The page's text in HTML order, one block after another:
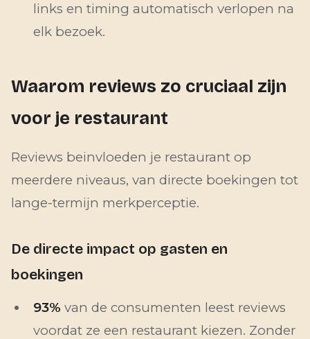
links en timing automatisch verlopen na
elk bezoek.
Waarom reviews zo cruciaal zijn
voor je restaurant
Reviews beinvloeden je restaurant op
meerdere niveaus, van directe boekingen tot
lange-termijn merkperceptie.
De directe impact op gasten en
boekingen
93% van de consumenten leest reviews
voordat ze een restaurant kiezen. Zonder